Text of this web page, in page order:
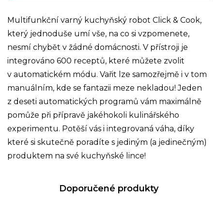
Multifunkční varný kuchyňský robot Click & Cook,
který jednoduše umí vše, na co si vzpomenete,
nesmí chybět v žádné domácnosti. V přístroji je
integrováno 600 receptů, které můžete zvolit
v automatickém módu. Vařit lze samozřejmě i v tom
manuálním, kde se fantazii meze nekladou! Jeden
z deseti automatických programů vám maximálně
pomůže při přípravě jakéhokoli kulinářského
experimentu. Potěší vás i integrovaná váha, díky
které si skutečně poradíte s jediným (a jedinečným)
produktem na své kuchyňské lince!
Doporučené produkty